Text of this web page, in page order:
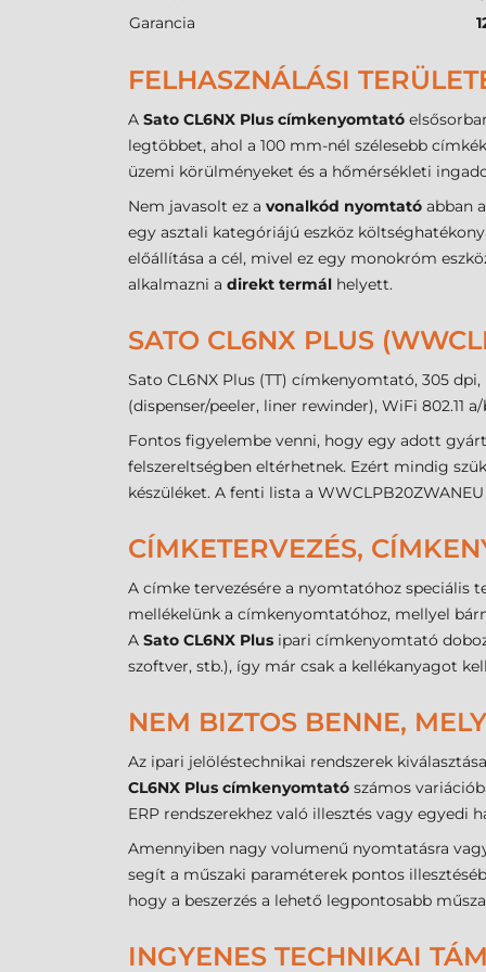
Garancia
FELHASZNÁLÁSI
A Sato CL6NX Plus címkenyomtató
legtöbbet, ahol a 100 mm-nél szélesebb
üzemi körülményeket és a hőmérsékleti
Nem javasolt ez a vonalkód nyomtató abban
egy asztali kategóriájú eszköz
előállítása a cél, mivel ez egy monokróm
alkalmazni a direkt termál helyett.
SATO CL6NX PLUS
Sato CL6NX Plus (TT) címkenyomtató, 305
(dispenser/peeler, liner rewinder), WiFi 802.11
Fontos figyelembe venni, hogy egy adott
felszereltségben eltérhetnek. Ezért mindig
készüléket. A fenti lista a
CÍMKETERVEZÉS,
A címke tervezésére a nyomtatóhoz speciális
mellékelünk a címkenyomtatóhoz, mellyel
A Sato CL6NX Plus ipari címkenyomtató
szoftver, stb.), így már csak a kellékanyagot
NEM BIZTOS BENNE,
Az ipari jelöléstechnikai rendszerek
CL6NX Plus címkenyomtató számos
ERP rendszerekhez való illesztés vagy egyedi
Amennyiben nagy volumenű nyomtatásra
segít a műszaki paraméterek pontos
hogy a beszerzés a lehető legpontosabb
INGYENES TECHNIKAI